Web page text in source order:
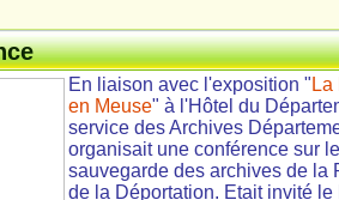
En liaison avec l'exposition "
en Meuse" à l'Hôtel du
service des Archives
organisait une conférence sur
sauvegarde des archives de la
de la Déportation. Etait invité le